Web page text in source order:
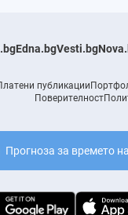
Edna.bgVesti.bg
публикации
Поверителност
Прогноза за времето